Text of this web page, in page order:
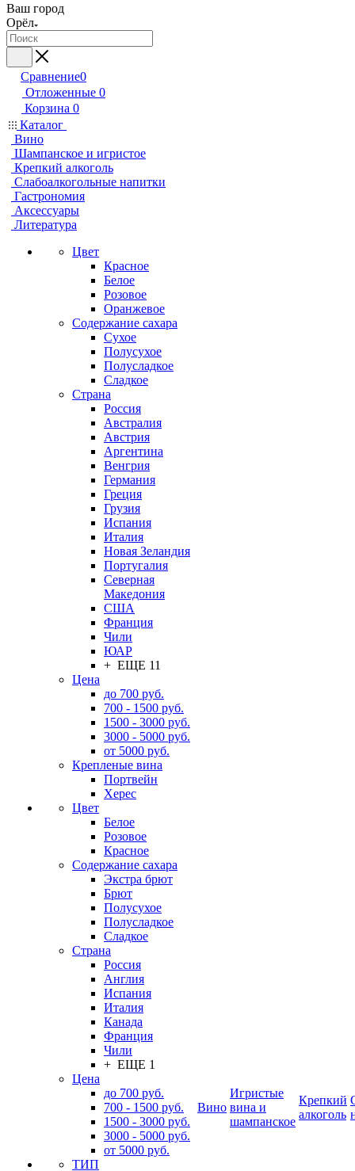
Ваш город
Орёл
Сравнение0
Отложенные 0
Корзина 0
Каталог
Вино
Шампанское и игристое
Крепкий алкоголь
Слабоалкогольные напитки
Гастрономия
Аксессуары
Литература
Цвет
Красное
Белое
Розовое
Оранжевое
Содержание сахара
Сухое
Полусухое
Полусладкое
Сладкое
Страна
Россия
Австралия
Австрия
Аргентина
Венгрия
Германия
Греция
Грузия
Испания
Италия
Новая Зеландия
Португалия
Северная
Македония
США
Франция
Чили
ЮАР
+ ЕЩЕ 11
Цена
до 700 руб.
700 - 1500 руб.
1500 - 3000 руб.
3000 - 5000 руб.
от 5000 руб.
Крепленые вина
Портвейн
Херес
Цвет
Белое
Розовое
Красное
Содержание сахара
Экстра брют
Брют
Полусухое
Полусладкое
Сладкое
Страна
Россия
Англия
Испания
Италия
Канада
Франция
Чили
+ ЕЩЕ 1
Цена
до 700 руб.
700 - 1500 руб.
1500 - 3000 руб.
3000 - 5000 руб.
от 5000 руб.
ТИП
Вино
Игристые
вина и
шампанское
Крепкий
алкоголь